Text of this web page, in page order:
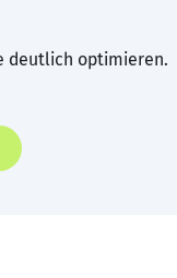
deutlich optimieren.